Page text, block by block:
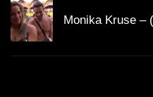
Monika Kruse –